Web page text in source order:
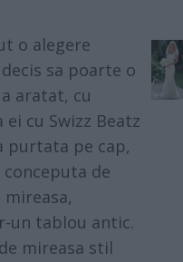
o alegere
sa poarte o
aratat, cu
cu Swizz Beatz
purtata pe cap,
de
un tablou antic.
mireasa stil